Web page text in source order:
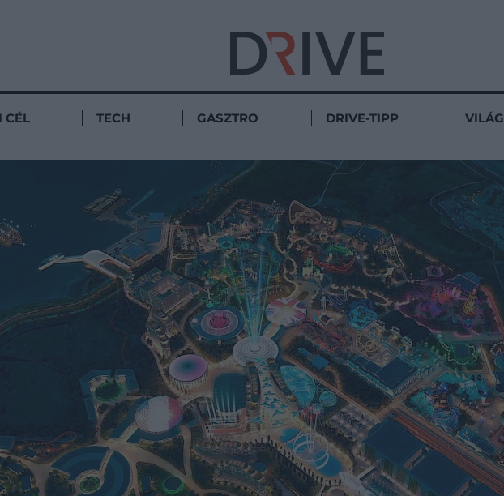
CÉL TECH GASZTRO DRIVE-TIPP VILÁG